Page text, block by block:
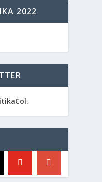
2022